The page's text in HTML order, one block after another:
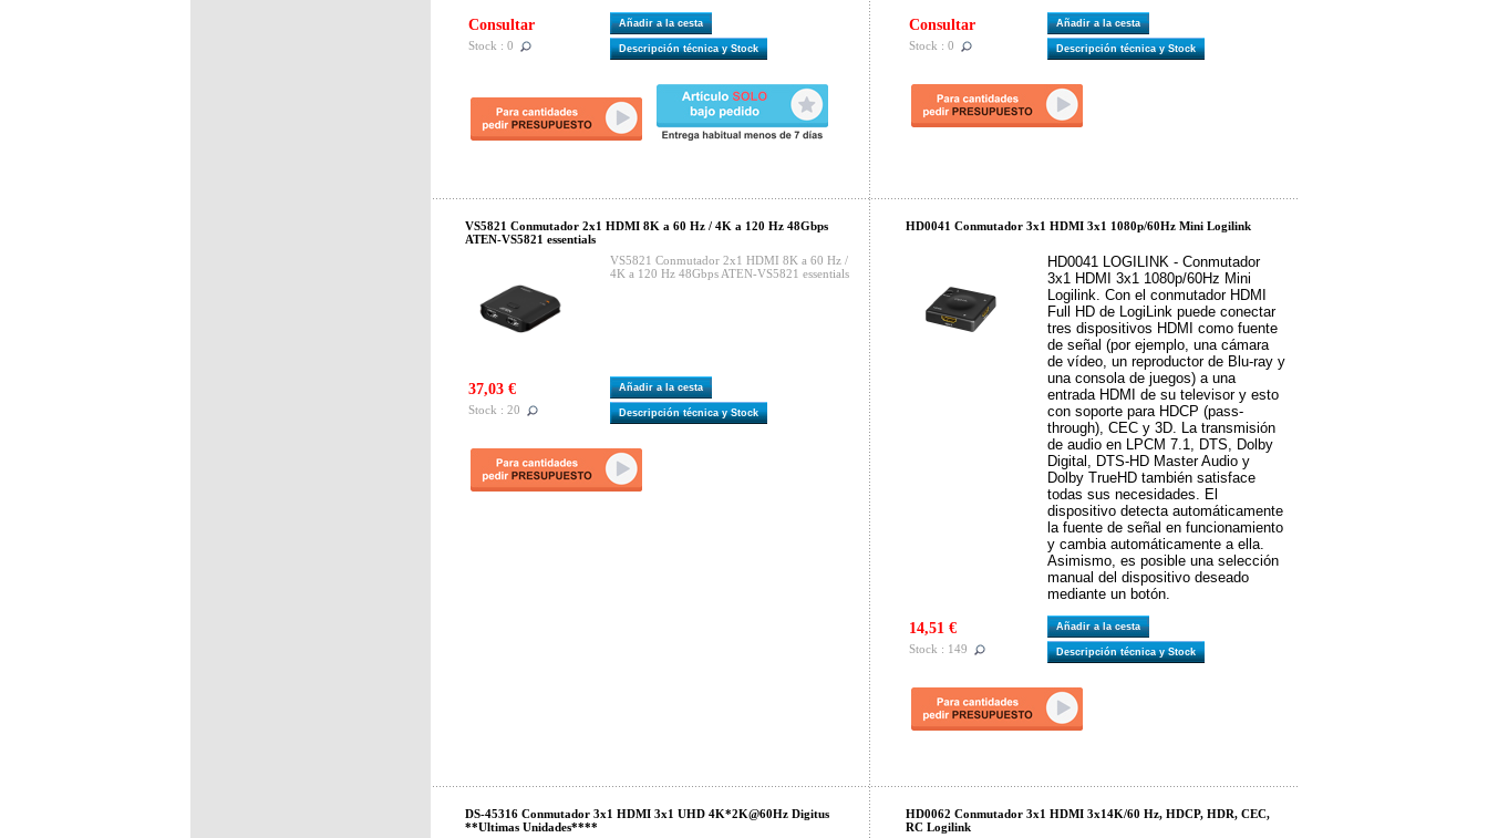
Consultar
Stock : 0
Añadir a la cesta
Descripción técnica y Stock
Consultar
Stock : 0
Añadir a la cesta
Descripción técnica y Stock
VS5821 Conmutador 2x1 HDMI 8K a 60 Hz / 4K a 120 Hz 48Gbps
ATEN-VS5821 essentials
VS5821 Conmutador 2x1 HDMI 8K a 60 Hz /
4K a 120 Hz 48Gbps ATEN-VS5821 essentials
37,03 €
Stock : 20
Añadir a la cesta
Descripción técnica y Stock
HD0041 Conmutador 3x1 HDMI 3x1 1080p/60Hz Mini Logilink
HD0041 LOGILINK - Conmutador
3x1 HDMI 3x1 1080p/60Hz Mini
Logilink. Con el conmutador HDMI
Full HD de LogiLink puede conectar
tres dispositivos HDMI como fuente
de señal (por ejemplo, una cámara
de vídeo, un reproductor de Blu-ray y
una consola de juegos) a una
entrada HDMI de su televisor y esto
con soporte para HDCP (pass-
through), CEC y 3D. La transmisión
de audio en LPCM 7.1, DTS, Dolby
Digital, DTS-HD Master Audio y
Dolby TrueHD también satisface
todas sus necesidades. El
dispositivo detecta automáticamente
la fuente de señal en funcionamiento
y cambia automáticamente a ella.
Asimismo, es posible una selección
manual del dispositivo deseado
mediante un botón.
14,51 €
Stock : 149
Añadir a la cesta
Descripción técnica y Stock
DS-45316 Conmutador 3x1 HDMI 3x1 UHD 4K*2K@60Hz Digitus
**Ultimas Unidades****
HD0062 Conmutador 3x1 HDMI 3x14K/60 Hz, HDCP, HDR, CEC,
RC Logilink